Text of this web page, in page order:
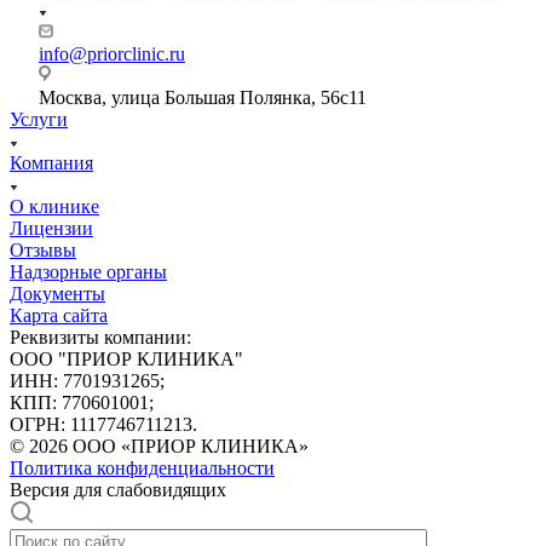
info@priorclinic.ru
Москва, улица Большая Полянка, 56с11
Услуги
Компания
О клинике
Лицензии
Отзывы
Надзорные органы
Документы
Карта сайта
Реквизиты компании:
ООО "ПРИОР КЛИНИКА"
ИНН: 7701931265;
КПП: 770601001;
ОГРН: 1117746711213.
© 2026 ООО «ПРИОР КЛИНИКА»
Политика конфиденциальности
Версия для слабовидящих